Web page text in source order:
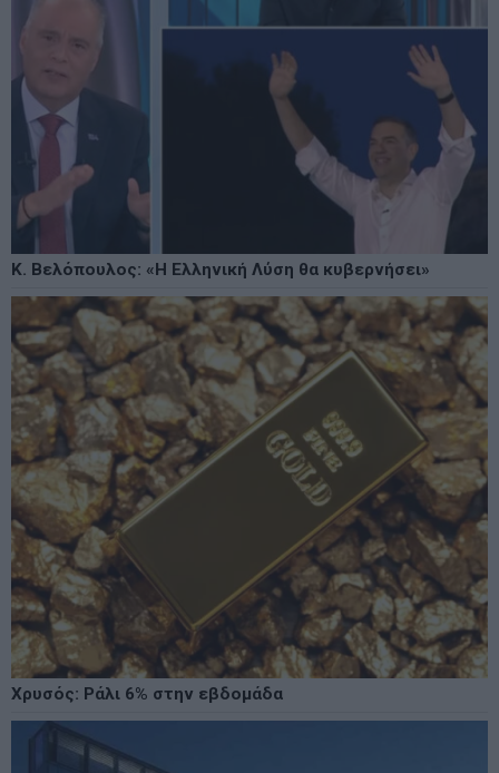
Κ. Βελόπουλος: «Η Ελληνική Λύση θα κυβερνήσει»
Χρυσός: Ράλι 6% στην εβδομάδα